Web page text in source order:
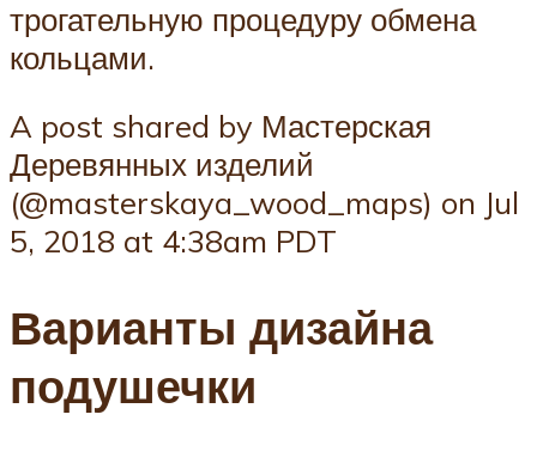
трогательную процедуру обмена
кольцами.
A post shared by Мастерская
Деревянных изделий
(@masterskaya_wood_maps) on Jul
5, 2018 at 4:38am PDT
Варианты дизайна
подушечки